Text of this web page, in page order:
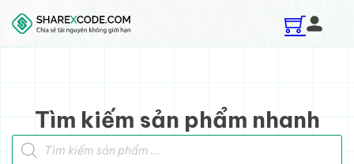
Skip to main content
Skip to footer
Tìm kiếm sản phẩm nhanh
Tìm kiếm sản phẩm